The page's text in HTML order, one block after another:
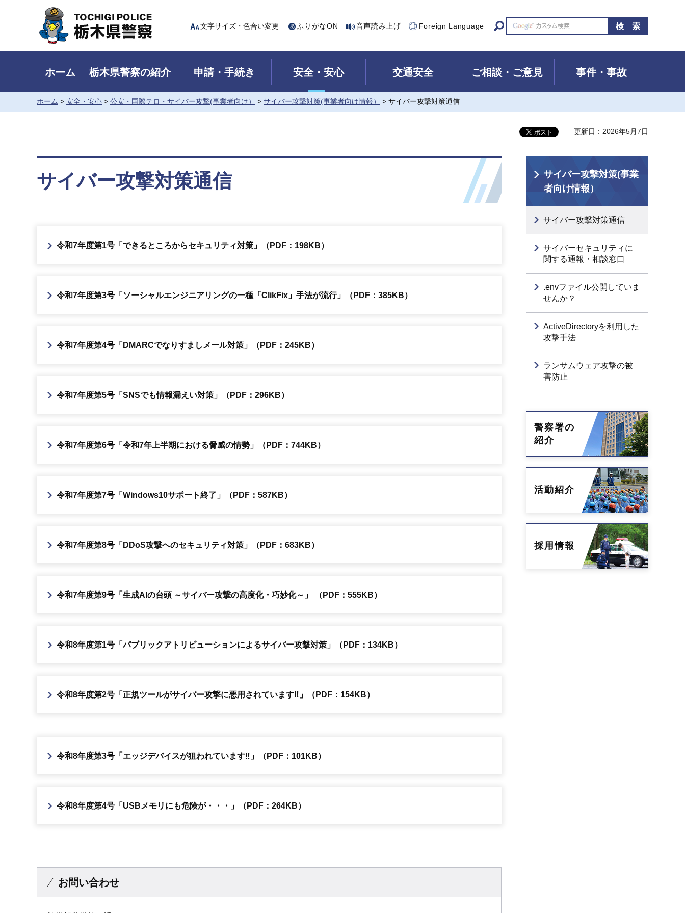
Tochigi Police 栃木県警察
文字サイズ・色合い変更 ふりがなON 音声読み上げ Foreign Language
ホーム 栃木県警察の紹介 申請・手続き 安全・安心 交通安全 ご相談・ご意見 事件・事故
ホーム > 安全・安心 > 公安・国際テロ・サイバー攻撃(事業者向け） > サイバー攻撃対策(事業者向け情報） > サイバー攻撃対策通信
更新日：2026年5月7日
サイバー攻撃対策通信
令和7年度第1号「できるところからセキュリティ対策」（PDF：198KB）
令和7年度第3号「ソーシャルエンジニアリングの一種「ClikFix」手法が流行」（PDF：385KB）
令和7年度第4号「DMARCでなりすましメール対策」（PDF：245KB）
令和7年度第5号「SNSでも情報漏えい対策」（PDF：296KB）
令和7年度第6号「令和7年上半期における脅威の情勢」（PDF：744KB）
令和7年度第7号「Windows10サポート終了」（PDF：587KB）
令和7年度第8号「DDoS攻撃へのセキュリティ対策」（PDF：683KB）
令和7年度第9号「生成AIの台頭 ～サイバー攻撃の高度化・巧妙化～」 （PDF：555KB）
令和8年度第1号「パブリックアトリビューションによるサイバー攻撃対策」（PDF：134KB）
令和8年度第2号「正規ツールがサイバー攻撃に悪用されています‼」（PDF：154KB）
令和8年度第3号「エッジデバイスが狙われています‼」（PDF：101KB）
令和8年度第4号「USBメモリにも危険が・・・」（PDF：264KB）
お問い合わせ
サイバー攻撃対策(事業
者向け情報）
サイバー攻撃対策通信
サイバーセキュリティに
関する通報・相談窓口
.envファイル公開していま
せんか？
ActiveDirectoryを利用した
攻撃手法
ランサムウェア攻撃の被
害防止
警察署の
紹介
活動紹介
採用情報